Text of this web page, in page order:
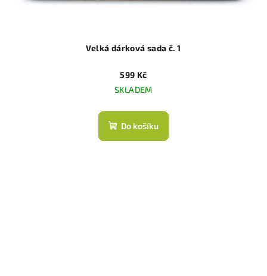
Velká dárková sada č. 1
599 Kč
SKLADEM
Do košíku